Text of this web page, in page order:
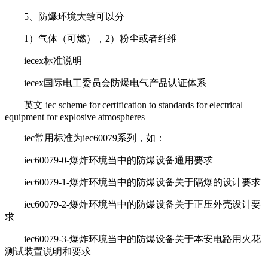
5、防爆环境大致可以分
1）气体（可燃），2）粉尘或者纤维
iecex标准说明
iecex国际电工委员会防爆电气产品认证体系
英文 iec scheme for certification to standards for electrical
equipment for explosive atmospheres
iec常用标准为iec60079系列，如：
iec60079-0-爆炸环境当中的防爆设备通用要求
iec60079-1-爆炸环境当中的防爆设备关于隔爆的设计要求
iec60079-2-爆炸环境当中的防爆设备关于正压外壳设计要
求
iec60079-3-爆炸环境当中的防爆设备关于本安电路用火花
测试装置说明和要求